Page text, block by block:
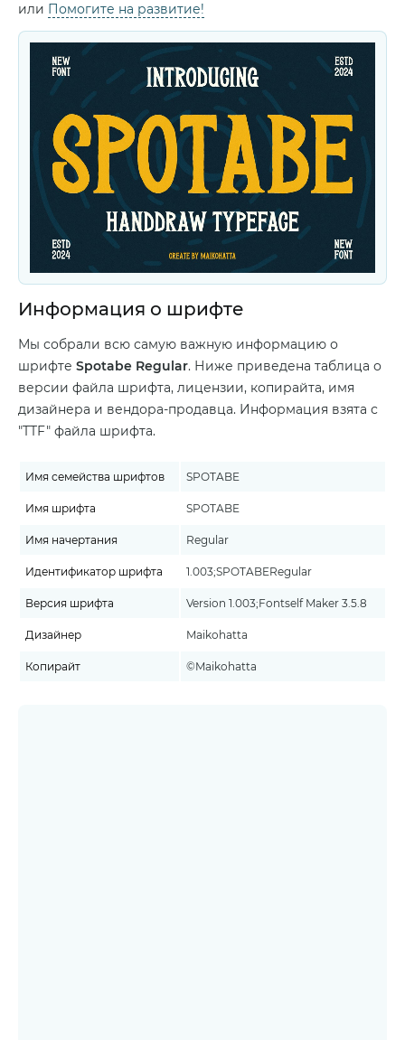
или Помогите на развитие!
Информация о шрифте
Мы собрали всю самую важную информацию о
шрифте Spotabe Regular. Ниже приведена таблица о
версии файла шрифта, лицензии, копирайта, имя
дизайнера и вендора-продавца. Информация взята с
"TTF" файла шрифта.
Имя семейства шрифтов SPOTABE
Имя шрифта SPOTABE
Имя начертания Regular
Идентификатор шрифта 1.003;SPOTABERegular
Версия шрифта Version 1.003;Fontself Maker 3.5.8
Дизайнер Maikohatta
Копирайт ©Maikohatta